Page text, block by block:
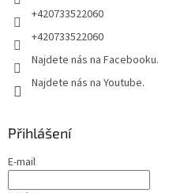
+420733522060
+420733522060
Najdete nás na Facebooku.
Najdete nás na Youtube.
Přihlášení
E-mail